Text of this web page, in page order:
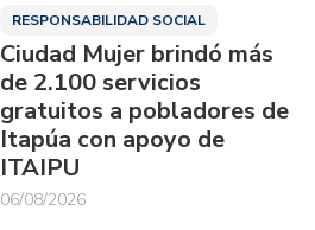
RESPONSABILIDAD SOCIAL
Ciudad Mujer brindó más
de 2.100 servicios
gratuitos a pobladores de
Itapúa con apoyo de
ITAIPU
06/08/2026